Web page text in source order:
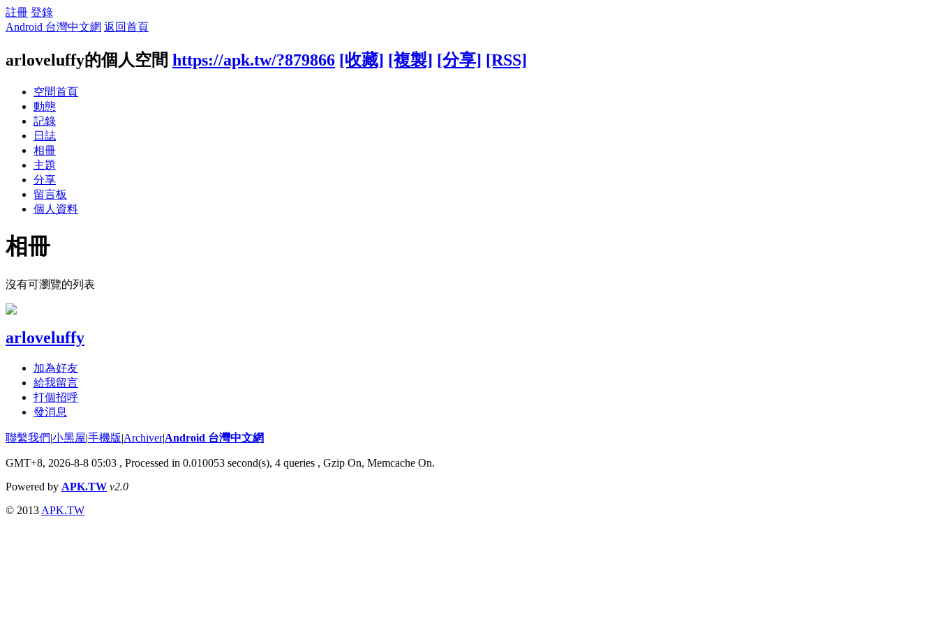
註冊 登錄
Android 台灣中文網 返回首頁
arloveluffy的個人空間 https://apk.tw/?879866 [收藏] [複製] [分享] [RSS]
空間首頁
動態
記錄
日誌
相冊
主題
分享
留言板
個人資料
相冊
沒有可瀏覽的列表
arloveluffy
加為好友
給我留言
打個招呼
發消息
聯繫我們|小黑屋|手機版|Archiver|Android 台灣中文網
GMT+8, 2026-8-8 05:03 , Processed in 0.010053 second(s), 4 queries , Gzip On, Memcache On.
Powered by APK.TW v2.0
© 2013 APK.TW